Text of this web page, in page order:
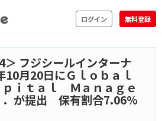
ログイン 無料登録
＞ フジシールインターナ
月20日にＧｌｏｂａｌ
ｉｔａｌ Ｍａｎａｇｅ
が提出 保有割合7.06%